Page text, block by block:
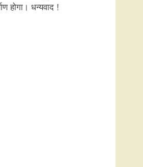
होगा। धन्यवाद !